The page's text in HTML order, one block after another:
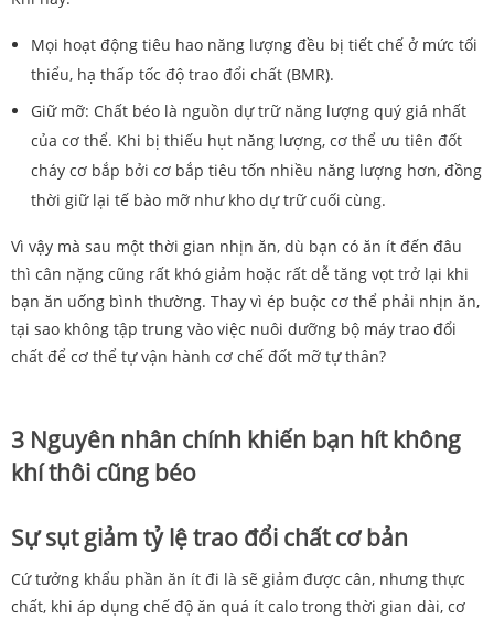
Mọi hoạt động tiêu hao năng lượng đều bị tiết chế ở mức tối
thiểu, hạ thấp tốc độ trao đổi chất (BMR).
Giữ mỡ: Chất béo là nguồn dự trữ năng lượng quý giá nhất
của cơ thể. Khi bị thiếu hụt năng lượng, cơ thể ưu tiên đốt
cháy cơ bắp bởi cơ bắp tiêu tốn nhiều năng lượng hơn, đồng
thời giữ lại tế bào mỡ như kho dự trữ cuối cùng.
Vì vậy mà sau một thời gian nhịn ăn, dù bạn có ăn ít đến đâu
thì cân nặng cũng rất khó giảm hoặc rất dễ tăng vọt trở lại khi
bạn ăn uống bình thường. Thay vì ép buộc cơ thể phải nhịn ăn,
tại sao không tập trung vào việc nuôi dưỡng bộ máy trao đổi
chất để cơ thể tự vận hành cơ chế đốt mỡ tự thân?
3 Nguyên nhân chính khiến bạn hít không
khí thôi cũng béo
Sự sụt giảm tỷ lệ trao đổi chất cơ bản
Cứ tưởng khẩu phần ăn ít đi là sẽ giảm được cân, nhưng thực
chất, khi áp dụng chế độ ăn quá ít calo trong thời gian dài, cơ